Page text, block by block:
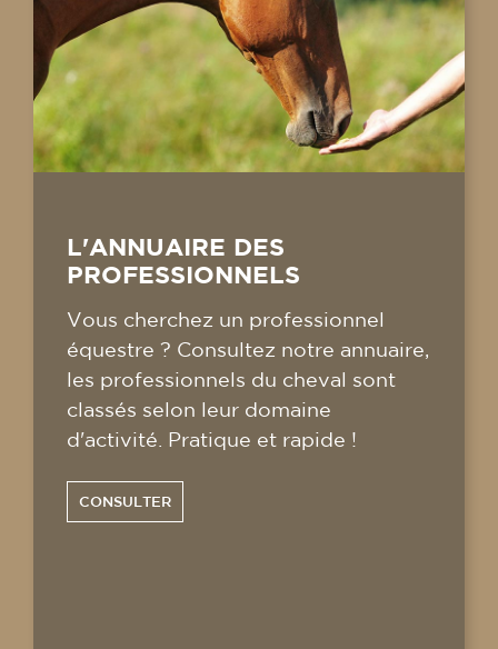
L'ANNUAIRE DES
PROFESSIONNELS
Vous cherchez un professionnel
équestre ? Consultez notre annuaire,
les professionnels du cheval sont
classés selon leur domaine
d'activité. Pratique et rapide !
CONSULTER